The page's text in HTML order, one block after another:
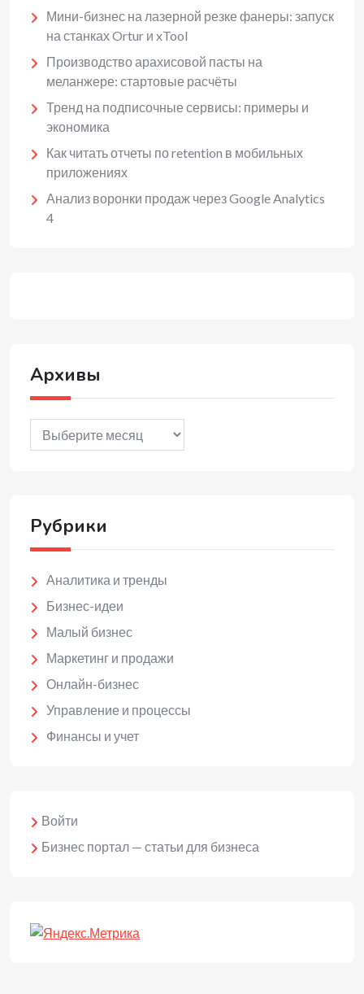
Мини-бизнес на лазерной резке фанеры: запуск
на станках Ortur и xTool
Производство арахисовой пасты на
меланжере: стартовые расчёты
Тренд на подписочные сервисы: примеры и
экономика
Как читать отчеты по retention в мобильных
приложениях
Анализ воронки продаж через Google Analytics
4
Архивы
Архивы
Рубрики
Аналитика и тренды
Бизнес-идеи
Малый бизнес
Маркетинг и продажи
Онлайн-бизнес
Управление и процессы
Финансы и учет
Войти
Бизнес портал — статьи для бизнеса